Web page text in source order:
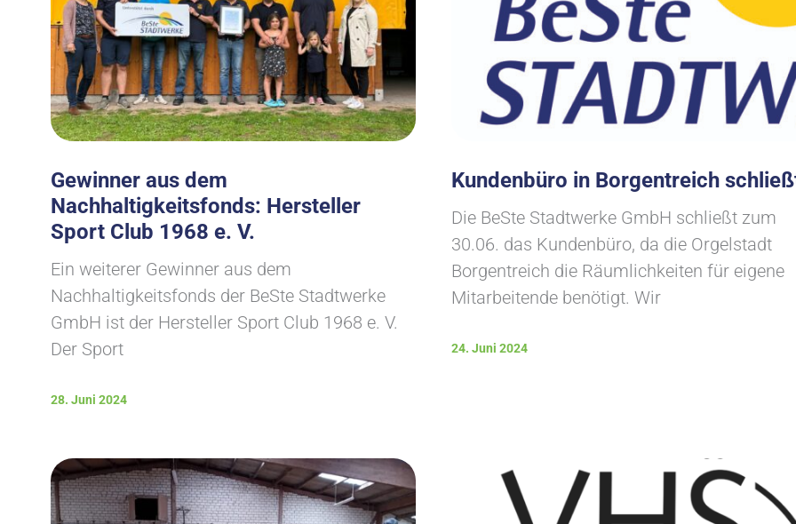
Gewinner aus dem
Nachhaltigkeitsfonds: Hersteller
Sport Club 1968 e. V.
Ein weiterer Gewinner aus dem
Nachhaltigkeitsfonds der BeSte Stadtwerke
GmbH ist der Hersteller Sport Club 1968 e. V.
Der Sport
28. Juni 2024
Kundenbüro in Borgentreich
Die BeSte Stadtwerke GmbH schließt zum
30.06. das Kundenbüro, da die Orgelstadt
Borgentreich die Räumlichkeiten für eigene
Mitarbeitende benötigt. Wir
24. Juni 2024